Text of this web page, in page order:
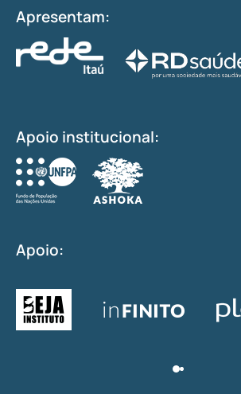
Apresentam:
Apoio institucional:
Apoio: